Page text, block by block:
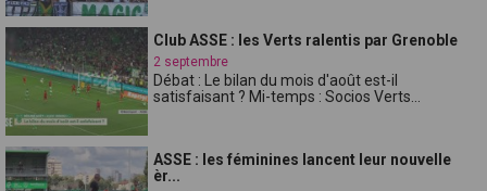
Club ASSE : les Verts ralentis par Grenoble
2 septembre
Débat : Le bilan du mois d'août est-il
satisfaisant ? Mi-temps : Socios Verts...
ASSE : les féminines lancent leur nouvelle
èr...